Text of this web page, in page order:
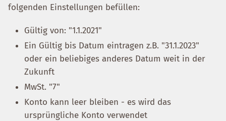
folgenden Einstellungen befüllen:
Gültig von: "1.1.2021"
Ein Gültig bis Datum eintragen z.B. "31.1.2023"
oder ein beliebiges anderes Datum weit in der
Zukunft
MwSt. "7"
Konto kann leer bleiben - es wird das
ursprüngliche Konto verwendet